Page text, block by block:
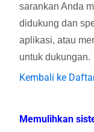
sarankan Anda
didukung dan
aplikasi, atau
untuk dukungan.
Kembali ke
Memulihkan